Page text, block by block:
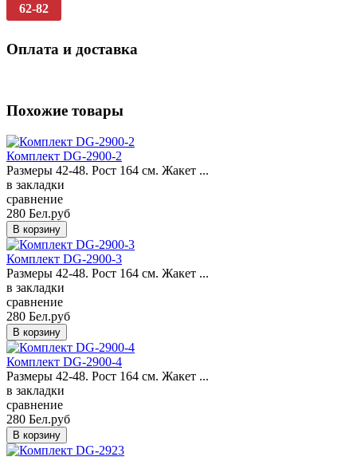
62-82
Оплата и доставка
Похожие товары
Комплект DG-2900-2
Размеры 42-48. Рост 164 см. Жакет ...
в закладки
сравнение
280 Бел.руб
Комплект DG-2900-3
Размеры 42-48. Рост 164 см. Жакет ...
в закладки
сравнение
280 Бел.руб
Комплект DG-2900-4
Размеры 42-48. Рост 164 см. Жакет ...
в закладки
сравнение
280 Бел.руб